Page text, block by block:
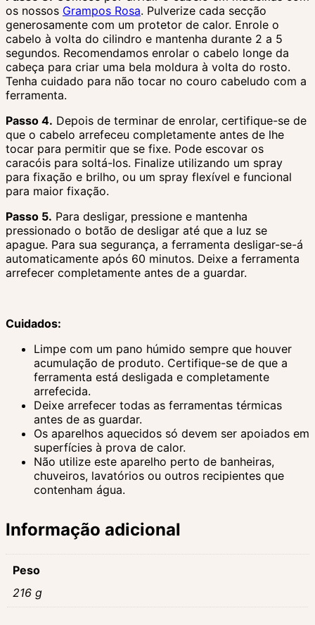
os nossos Grampos Rosa. Pulverize cada secção
generosamente com um protetor de calor. Enrole o
cabelo à volta do cilindro e mantenha durante 2 a 5
segundos. Recomendamos enrolar o cabelo longe da
cabeça para criar uma bela moldura à volta do rosto.
Tenha cuidado para não tocar no couro cabeludo com a
ferramenta.
Passo 4. Depois de terminar de enrolar, certifique-se de
que o cabelo arrefeceu completamente antes de lhe
tocar para permitir que se fixe. Pode escovar os
caracóis para soltá-los. Finalize utilizando um spray
para fixação e brilho, ou um spray flexível e funcional
para maior fixação.
Passo 5. Para desligar, pressione e mantenha
pressionado o botão de desligar até que a luz se
apague. Para sua segurança, a ferramenta desligar-se-á
automaticamente após 60 minutos. Deixe a ferramenta
arrefecer completamente antes de a guardar.
Cuidados:
Limpe com um pano húmido sempre que houver
acumulação de produto. Certifique-se de que a
ferramenta está desligada e completamente
arrefecida.
Deixe arrefecer todas as ferramentas térmicas
antes de as guardar.
Os aparelhos aquecidos só devem ser apoiados em
superfícies à prova de calor.
Não utilize este aparelho perto de banheiras,
chuveiros, lavatórios ou outros recipientes que
contenham água.
Informação adicional
Peso
216 g